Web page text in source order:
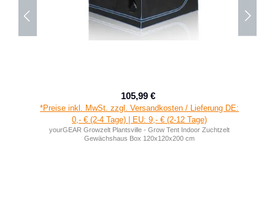
Verkaufspreis:
105,99 €
*Preise inkl. MwSt. zzgl. Versandkosten / Lieferung DE:
0,- € (2-4 Tage) | EU: 9,- € (2-12 Tage)
yourGEAR Growzelt Plantsville - Grow Tent Indoor Zuchtzelt
Gewächshaus Box 120x120x200 cm